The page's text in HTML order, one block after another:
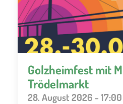
Golzheimfest mit
Trödelmarkt
28. August 2026 - 17:00